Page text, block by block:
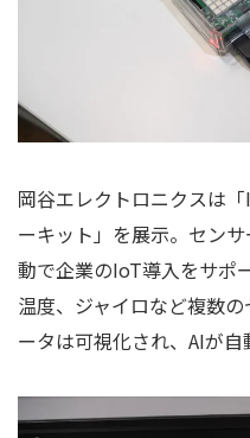
岡谷エレクトロニクスは
ーキット」を展示。セン
動で企業のIoT導入をサポ
温度、ジャイロなど複数
ータは可視化され、AIが自